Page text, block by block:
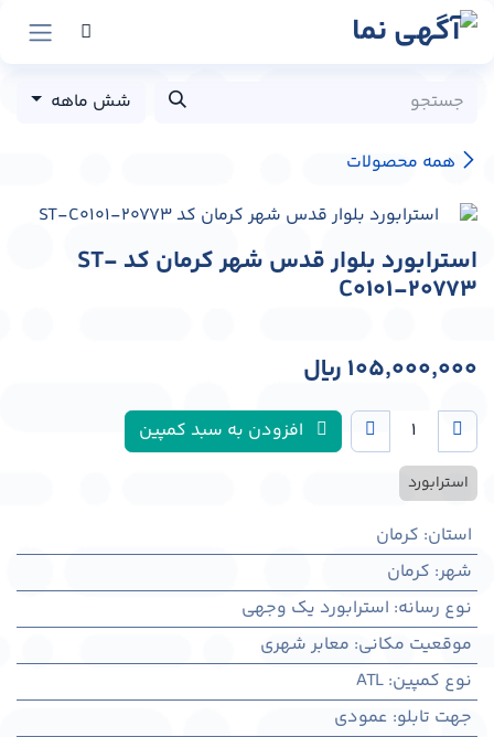
پرش به محتوا
همه محصولات
شش ماهه
استرابورد بلوار قدس شهر کرمان کد ST-
C0101-20773
105,000,000 ﷼
افزودن به سبد کمپین
استرابورد
استان: کرمان
شهر: كرمان
نوع رسانه: استرابورد یک وجهی
موقعیت مکانی: معابر شهری
نوع کمپین:
ATL
جهت تابلو: عمودی